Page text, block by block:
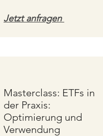
Jetzt anfragen
Masterclass: ETFs in
der Praxis:
Optimierung und
Verwendung